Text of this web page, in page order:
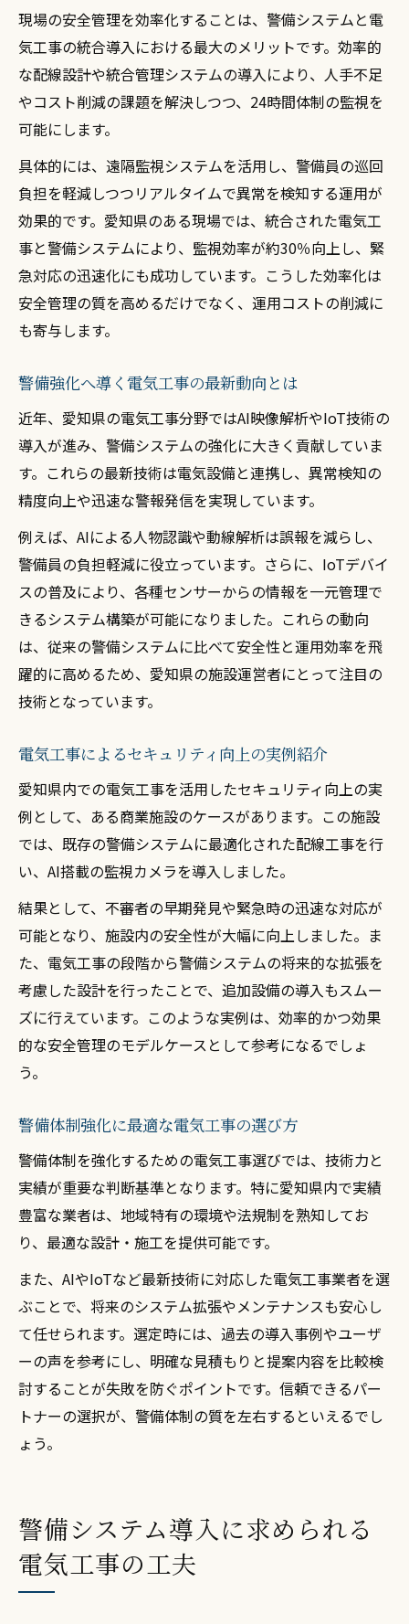
統合型警備で重視すべき電気工事の視点
電気工事で強まる統合セキュリティの信頼
性
最新技術が変える現場の安全対策
最新電気工事技術で進化する現場の安全
AI活用した電気工事が警備に与える影響
遠隔監視対応の電気工事最新トレンド
現場の安全性を高める電気工事の新技術
最新電気工事で叶える省人化＆効率警備
信頼できる電気工事で安心を築く方法
安心を支える信頼性高い電気工事の選び方
実績ある電気工事が現場の安全を守る理由
ト
電気工事で長期的な安心を実現する秘訣
安心感アップに貢献する電気工事の対応力
現場の安全管理を効率化することは、警備システムと電
気工事の統合導入における最大のメリットです。効率的
な配線設計や統合管理システムの導入により、人手不足
やコスト削減の課題を解決しつつ、24時間体制の監視を
可能にします。
具体的には、遠隔監視システムを活用し、警備員の巡回
負担を軽減しつつリアルタイムで異常を検知する運用が
効果的です。愛知県のある現場では、統合された電気工
事と警備システムにより、監視効率が約30％向上し、緊
急対応の迅速化にも成功しています。こうした効率化は
安全管理の質を高めるだけでなく、運用コストの削減に
も寄与します。
警備強化へ導く電気工事の最新動向とは
近年、愛知県の電気工事分野ではAI映像解析やIoT技術の
導入が進み、警備システムの強化に大きく貢献していま
す。これらの最新技術は電気設備と連携し、異常検知の
精度向上や迅速な警報発信を実現しています。
例えば、AIによる人物認識や動線解析は誤報を減らし、
警備員の負担軽減に役立っています。さらに、IoTデバイ
スの普及により、各種センサーからの情報を一元管理で
きるシステム構築が可能になりました。これらの動向
は、従来の警備システムに比べて安全性と運用効率を飛
躍的に高めるため、愛知県の施設運営者にとって注目の
技術となっています。
電気工事によるセキュリティ向上の実例紹介
愛知県内での電気工事を活用したセキュリティ向上の実
例として、ある商業施設のケースがあります。この施設
では、既存の警備システムに最適化された配線工事を行
い、AI搭載の監視カメラを導入しました。
結果として、不審者の早期発見や緊急時の迅速な対応が
可能となり、施設内の安全性が大幅に向上しました。ま
た、電気工事の段階から警備システムの将来的な拡張を
考慮した設計を行ったことで、追加設備の導入もスムー
ズに行えています。このような実例は、効率的かつ効果
的な安全管理のモデルケースとして参考になるでしょ
う。
警備体制強化に最適な電気工事の選び方
警備体制を強化するための電気工事選びでは、技術力と
実績が重要な判断基準となります。特に愛知県内で実績
豊富な業者は、地域特有の環境や法規制を熟知してお
り、最適な設計・施工を提供可能です。
また、AIやIoTなど最新技術に対応した電気工事業者を選
ぶことで、将来のシステム拡張やメンテナンスも安心し
て任せられます。選定時には、過去の導入事例やユーザ
ーの声を参考にし、明確な見積もりと提案内容を比較検
討することが失敗を防ぐポイントです。信頼できるパー
トナーの選択が、警備体制の質を左右するといえるでし
ょう。
警備システム導入に求められる
電気工事の工夫